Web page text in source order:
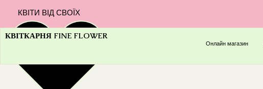
КВІТИ ВІД СВОЇХ
КВІТКАРНЯ FINE FLOWER
Онлайн магазин